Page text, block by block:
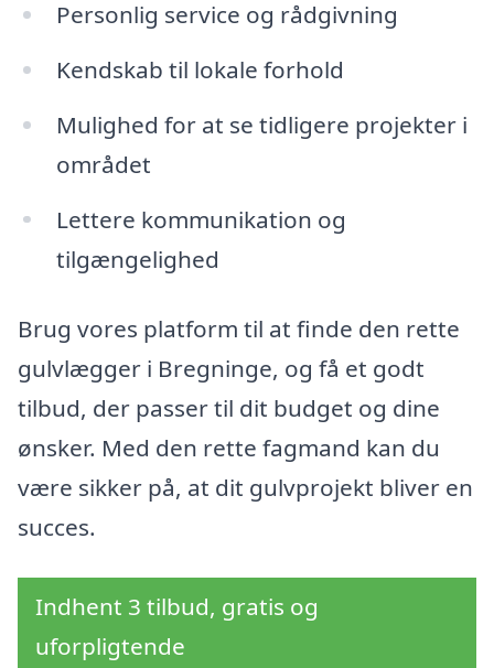
Personlig service og rådgivning
Kendskab til lokale forhold
Mulighed for at se tidligere projekter i
området
Lettere kommunikation og
tilgængelighed
Brug vores platform til at finde den rette
gulvlægger i Bregninge, og få et godt
tilbud, der passer til dit budget og dine
ønsker. Med den rette fagmand kan du
være sikker på, at dit gulvprojekt bliver en
succes.
Indhent 3 tilbud, gratis og
uforpligtende